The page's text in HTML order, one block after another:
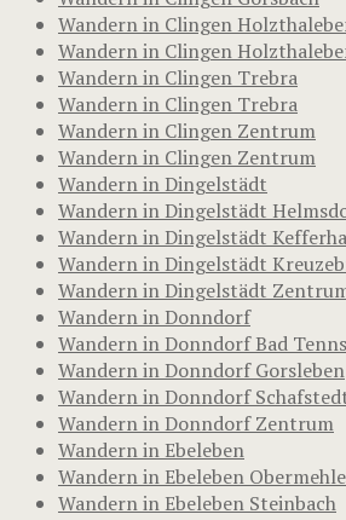
Wandern in Clingen
Wandern in Clingen
Wandern in Clingen Trebra
Wandern in Clingen Trebra
Wandern in Clingen Zentrum
Wandern in Clingen Zentrum
Wandern in Dingelstädt
Wandern in Dingelstädt
Wandern in Dingelstädt
Wandern in Dingelstädt
Wandern in Dingelstädt
Wandern in Donndorf
Wandern in Donndorf Bad
Wandern in Donndorf Gorsleben
Wandern in Donndorf
Wandern in Donndorf Zentrum
Wandern in Ebeleben
Wandern in Ebeleben
Wandern in Ebeleben Steinbach